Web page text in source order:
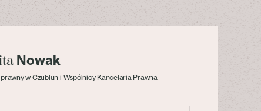
Nowak
w Czublun i Wspólnicy Kancelaria Prawna